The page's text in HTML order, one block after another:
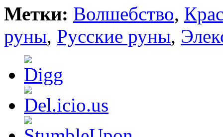
Метки: Волшебство,
руны, Русские руны,